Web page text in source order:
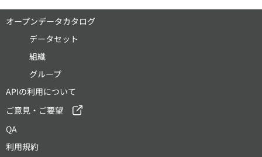
オープンデータカタログ
データセット
組織
グループ
APIの利用について
ご意見・ご要望
QA
利用規約